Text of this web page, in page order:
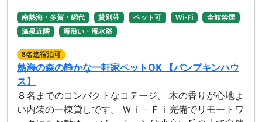
南熱海・多賀・網代 貸別荘 ペット可 Wi-Fi
全館禁煙
温泉近隣
海沿い・海水浴
8名迄宿泊可
熱海の森の静かな一軒家ペットOK 【パンプキンハウ
ス】
８名までのコンパクトなコテージ。 木の香りが心地よ
い内装の一棟貸しです。 Ｗｉ－Ｆｉ完備でリモートワ